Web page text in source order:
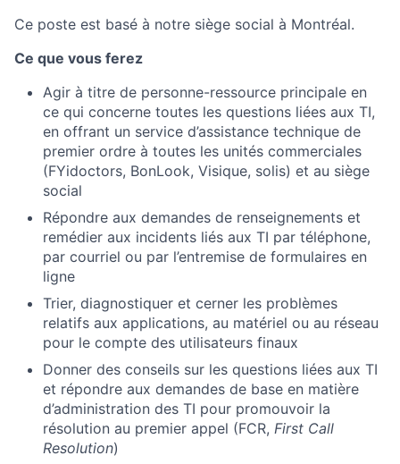
Ce poste est basé à notre siège social à Montréal.
Ce que vous ferez
Agir à titre de personne-ressource principale en
ce qui concerne toutes les questions liées aux TI,
en offrant un service d’assistance technique de
premier ordre à toutes les unités commerciales
(FYidoctors, BonLook, Visique, solis) et au siège
social
Répondre aux demandes de renseignements et
remédier aux incidents liés aux TI par téléphone,
par courriel ou par l’entremise de formulaires en
ligne
Trier, diagnostiquer et cerner les problèmes
relatifs aux applications, au matériel ou au réseau
pour le compte des utilisateurs finaux
Donner des conseils sur les questions liées aux TI
et répondre aux demandes de base en matière
d’administration des TI pour promouvoir la
résolution au premier appel (FCR, First Call
Resolution)